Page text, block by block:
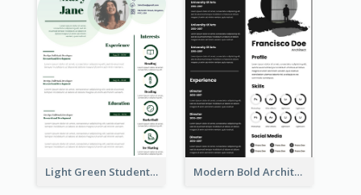
Light Green Student Resume Modern Bold Architect Resume